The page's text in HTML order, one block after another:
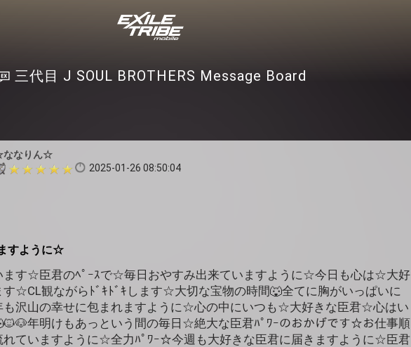
三代目 J SOUL BROTHERS Message Board
なりん☆
2025-01-26 08:50:04
すように☆
す☆臣君のﾍﾟｰｽで☆毎日おやすみ出来ていますように☆今日も心は☆大好
す☆CL観ながらﾄﾞｷﾄﾞｷします☆大切な宝物の時間🐺全てに胸がいっぱいに
沢山の幸せに包まれますように☆心の中にいつも☆大好きな臣君☆心はい
年明けもあっという間の毎日☆絶大な臣君ﾊﾟﾜｰのおかげです☆お仕事順
ていますように☆全力ﾊﾟﾜｰ☆今週も大好きな臣君に届きますように☆臣君